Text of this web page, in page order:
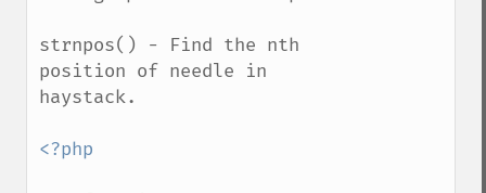
strnpos() - Find the nth
position of needle in
haystack.
<?php